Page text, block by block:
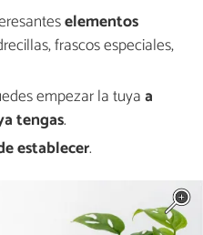
elementos
frascos especiales,
empezar la tuyaa
tengas.
establecer.